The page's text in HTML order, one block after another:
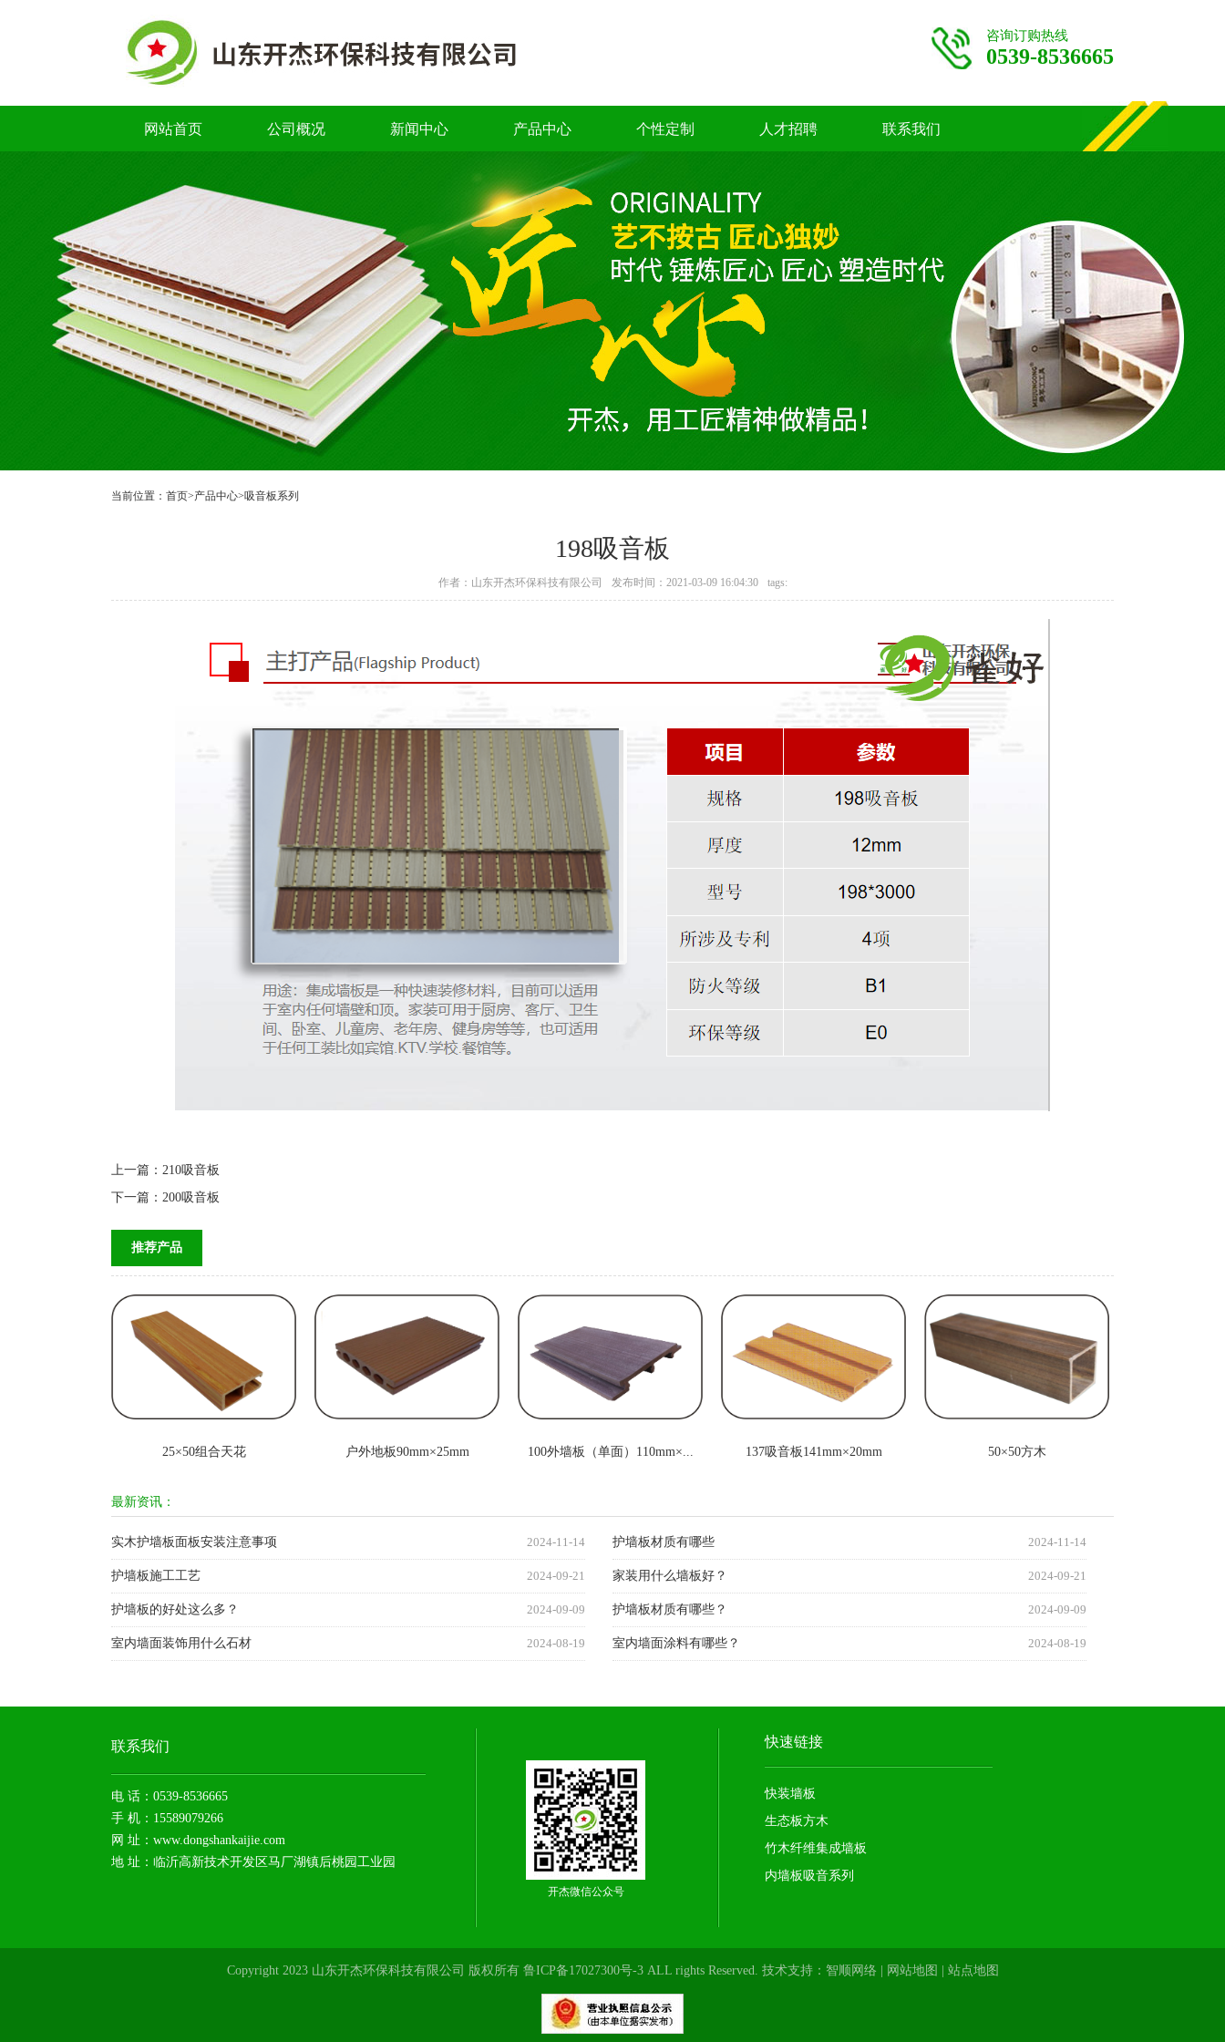
咨询订购热线
0539-8536665
网站首页 公司概况 新闻中心 产品中心 个性定制 人才招聘 联系我们
当前位置： 首页>产品中心>吸音板系列
198吸音板
作者：山东开杰环保科技有限公司 发布时间：2021-03-09 16:04:30 tags:
上一篇： 210吸音板
下一篇： 200吸音板
推荐产品
25×50组合天花 户外地板90mm×25mm 100外墙板（单面）110mm×... 137吸音板141mm×20mm 50×50方木
最新资讯：
实木护墙板面板安装注意事项 2024-11-14 护墙板材质有哪些 2024-11-14
护墙板施工工艺 2024-09-21 家装用什么墙板好？ 2024-09-21
护墙板的好处这么多？ 2024-09-09 护墙板材质有哪些？ 2024-09-09
室内墙面装饰用什么石材 2024-08-19 室内墙面涂料有哪些？ 2024-08-19
联系我们
电 话：0539-8536665
手 机：15589079266
网 址：www.dongshankaijie.com
地 址：临沂高新技术开发区马厂湖镇后桃园工业园
开杰微信公众号
快速链接
快装墙板
生态板方木
竹木纤维集成墙板
内墙板吸音系列
Copyright 2023 山东开杰环保科技有限公司 版权所有 鲁ICP备17027300号-3ALL rights Reserved. 技术支持： 智顺网络| 网站地图 站点地图